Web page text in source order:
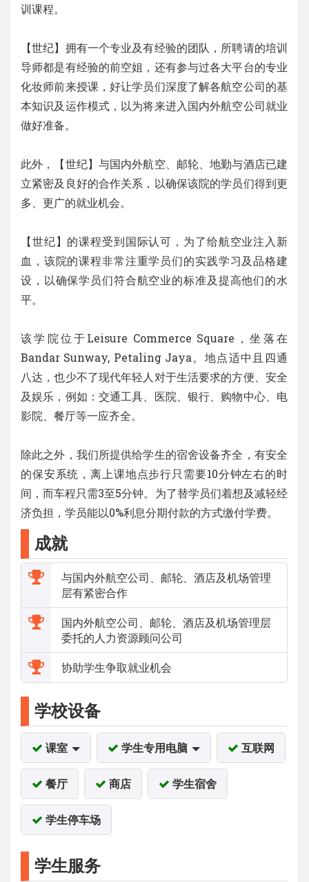
训课程。
【世纪】拥有一个专业及有经验的团队，所聘请的培训
导师都是有经验的前空姐，还有参与过各大平台的专业
化妆师前来授课，好让学员们深度了解各航空公司的基
本知识及运作模式，以为将来进入国内外航空公司就业
做好准备。
此外，【世纪】与国内外航空、邮轮、地勤与酒店已建
立紧密及良好的合作关系，以确保该院的学员们得到更
多、更广的就业机会。
【世纪】的课程受到国际认可，为了给航空业注入新
血，该院的课程非常注重学员们的实践学习及品格建
设，以确保学员们符合航空业的标准及提高他们的水
平。
该学院位于Leisure Commerce Square，坐落在
Bandar Sunway, Petaling Jaya。地点适中且四通
八达，也少不了现代年轻人对于生活要求的方便、安全
及娱乐，例如：交通工具、医院、银行、购物中心、电
影院、餐厅等一应齐全。
除此之外，我们所提供给学生的宿舍设备齐全，有安全
的保安系统，离上课地点步行只需要10分钟左右的时
间，而车程只需3至5分钟。为了替学员们着想及减轻经
济负担，学员能以0%利息分期付款的方式缴付学费。
成就
与国内外航空公司、邮轮、酒店及机场管理
层有紧密合作
国内外航空公司、邮轮、酒店及机场管理层
委托的人力资源顾问公司
协助学生争取就业机会
学校设备
课室 学生专用电脑 互联网
餐厅 商店 学生宿舍
学生停车场
学生服务